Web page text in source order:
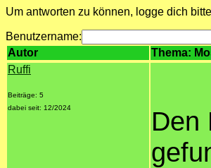
Um antworten zu können, logge dich
Benutzername:
Autor
Thema:
Ruffi
Beiträge: 5
dabei seit: 12/2024
Den